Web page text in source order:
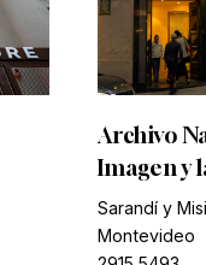
Archivo
Imagen y
Sarandí y
Montevideo